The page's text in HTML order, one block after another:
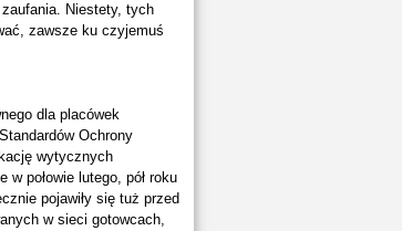
Niestety, tych
zawsze ku czyjemuś
dla placówek
Ochrony
wytycznych
połowie lutego, pół roku
pojawiły się tuż przed
w sieci gotowcach,